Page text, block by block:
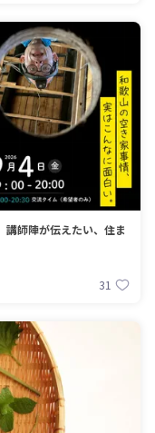
師陣が伝えたい、住ま
31